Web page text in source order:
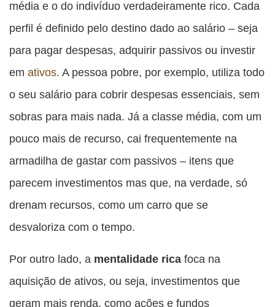
média e o do indivíduo verdadeiramente rico. Cada
perfil é definido pelo destino dado ao salário – seja
para pagar despesas, adquirir passivos ou investir
em ativos. A pessoa pobre, por exemplo, utiliza todo
o seu salário para cobrir despesas essenciais, sem
sobras para mais nada. Já a classe média, com um
pouco mais de recurso, cai frequentemente na
armadilha de gastar com passivos – itens que
parecem investimentos mas que, na verdade, só
drenam recursos, como um carro que se
desvaloriza com o tempo.
Por outro lado, a mentalidade rica foca na
aquisição de ativos, ou seja, investimentos que
geram mais renda, como ações e fundos